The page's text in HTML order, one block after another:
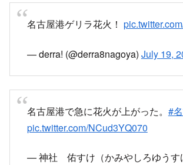
名古屋港ゲリラ花火！
— derra! (@derra8nagoya) July 19,
名古屋港で急に花火が上がった。 #
pic.twitter.com/NCud3YQ070
— 神社 佑すけ（かみやしろゆうす